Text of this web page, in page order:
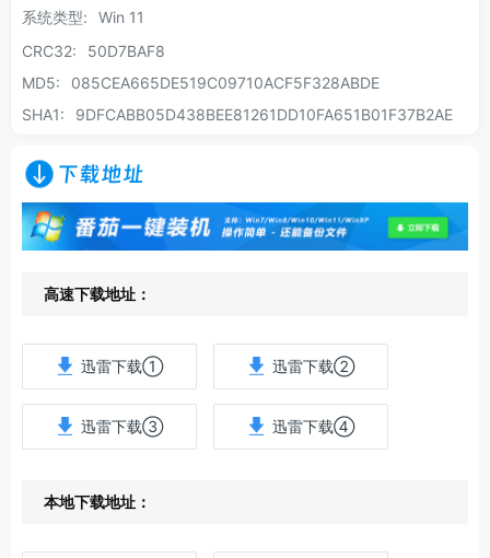
系统类型:
Win 11
CRC32:
50D7BAF8
MD5:
085CEA665DE519C09710ACF5F328ABDE
SHA1:
9DFCABB05D438BEE81261DD10FA651B01F37B2AE
下载地址
高速下载地址：
迅雷下载① 迅雷下载②
迅雷下载③ 迅雷下载④
本地下载地址：